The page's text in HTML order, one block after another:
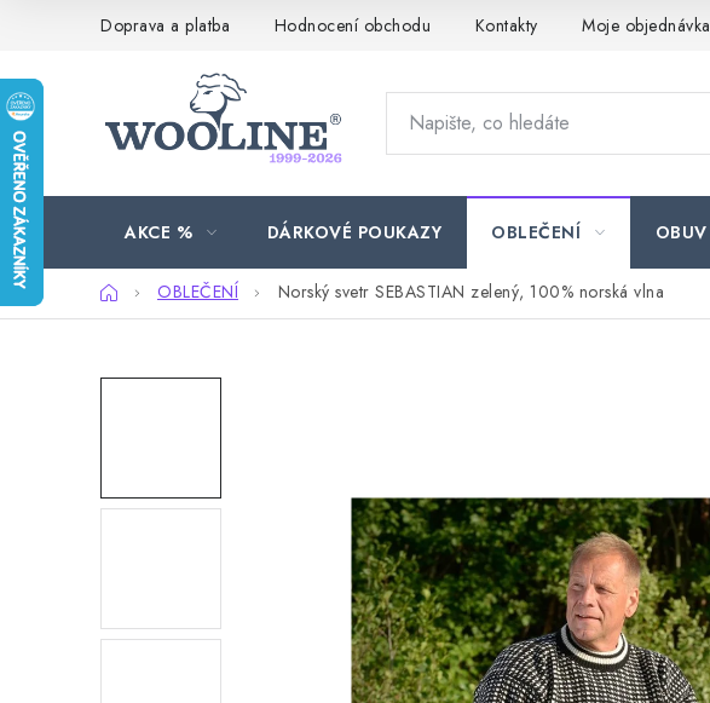
Doprava a platba Hodnocení obchodu Kontakty Moje objednávka
AKCE % DÁRKOVÉ POUKAZY OBLEČENÍ OBUV
DomůOBLEČENÍ Norský svetr SEBASTIAN zelený, 100% norská vlna